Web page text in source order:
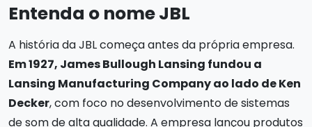
Entenda o nome JBL
A história da JBL começa antes da própria empresa.
Em 1927, James Bullough Lansing fundou a
Lansing Manufacturing Company ao lado de Ken
Decker, com foco no desenvolvimento de sistemas
de som de alta qualidade. A empresa lançou produtos